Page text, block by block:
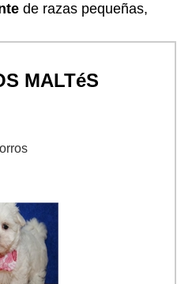
de razas pequeñas,
MALTéS